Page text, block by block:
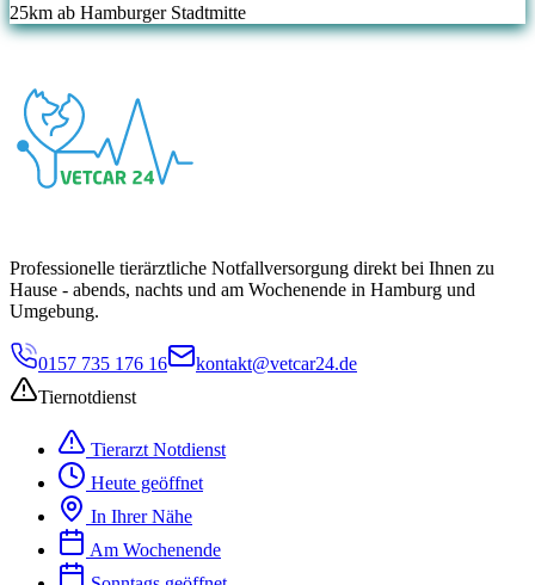
25km ab Hamburger Stadtmitte
Professionelle tierärztliche Notfallversorgung direkt bei Ihnen zu
Hause - abends, nachts und am Wochenende in Hamburg und
Umgebung.
0157 735 176 16
kontakt@vetcar24.de
Tiernotdienst
Tierarzt Notdienst
Heute geöffnet
In Ihrer Nähe
Am Wochenende